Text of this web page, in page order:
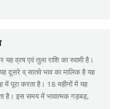
व्रष एवं तुला राशि का स्वामी है।
दूसरे व् सातवे भाव का मालिक है यह
में पूरा करता है। 18 महीनों में यह
है। इस समय में भावात्मक गड़बड़,